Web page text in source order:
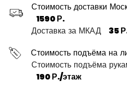
Стоимость доставки
1590 Р.
Доставка за МКАД
35
Стоимость подъёма на
Стоимость подъёма
190 Р./этаж